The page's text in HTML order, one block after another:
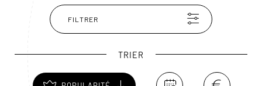
FILTRER
TRIER